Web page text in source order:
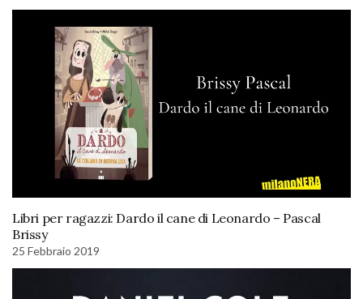
Libri per ragazzi: Dardo il cane di Leonardo – Pascal
Brissy
25 Febbraio 2019